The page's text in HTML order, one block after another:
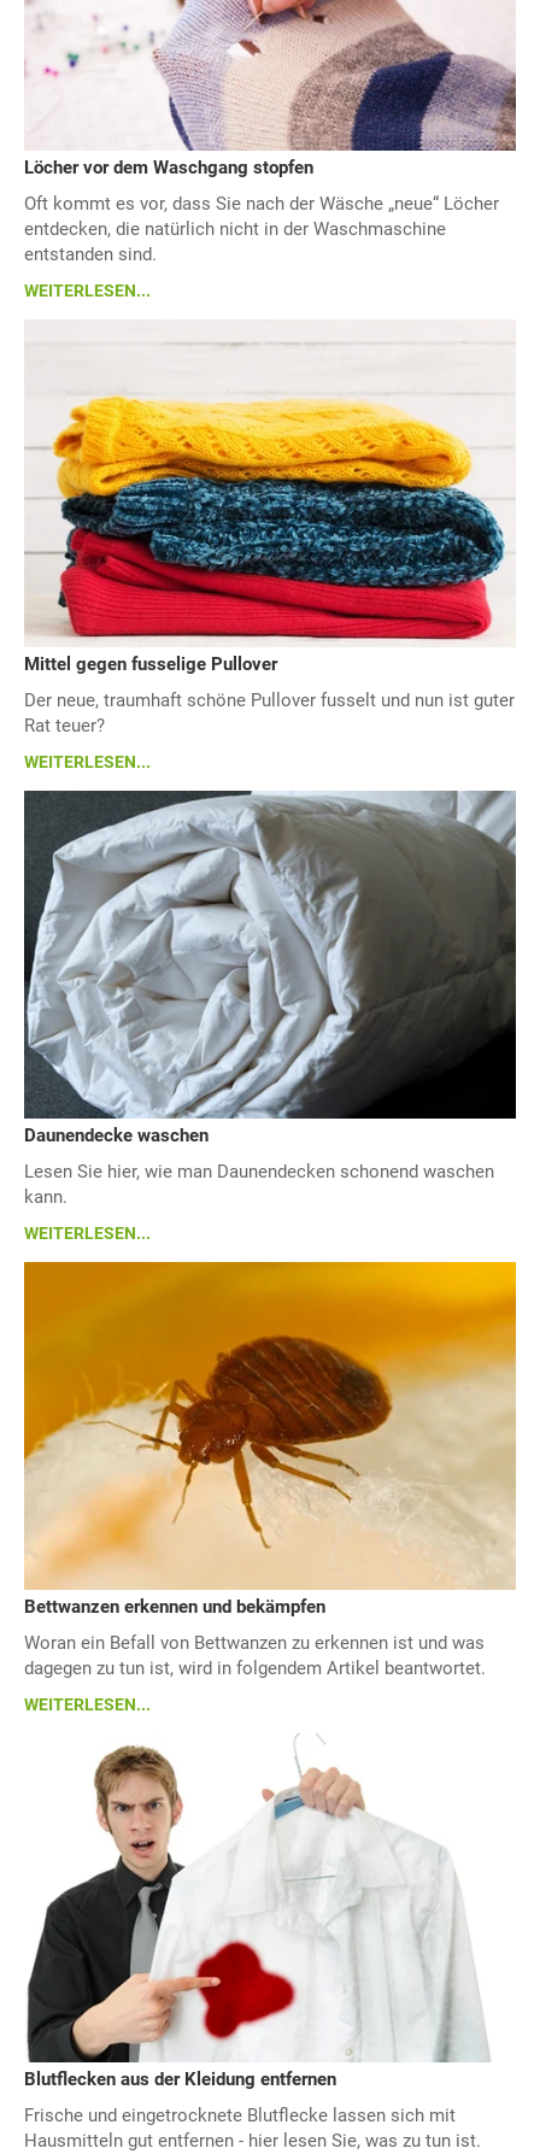
Löcher vor dem Waschgang stopfen
Oft kommt es vor, dass Sie nach der Wäsche „neue“ Löcher
entdecken, die natürlich nicht in der Waschmaschine
entstanden sind.
WEITERLESEN...
Mittel gegen fusselige Pullover
Der neue, traumhaft schöne Pullover fusselt und nun ist guter
Rat teuer?
WEITERLESEN...
Daunendecke waschen
Lesen Sie hier, wie man Daunendecken schonend waschen
kann.
WEITERLESEN...
Bettwanzen erkennen und bekämpfen
Woran ein Befall von Bettwanzen zu erkennen ist und was
dagegen zu tun ist, wird in folgendem Artikel beantwortet.
WEITERLESEN...
Blutflecken aus der Kleidung entfernen
Frische und eingetrocknete Blutflecke lassen sich mit
Hausmitteln gut entfernen - hier lesen Sie, was zu tun ist.